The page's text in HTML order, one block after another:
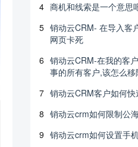
4 商机和线索是一个意思
5 销动云CRM- 在导入客
网页卡死
6 销动云CRM-在我的客
事的所有客户,该怎么移
7 销动云CRM客户如何
8 销动云crm如何限制公
9 销动云crm如何设置手